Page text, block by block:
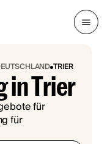
TRIER
in Trier
für
für